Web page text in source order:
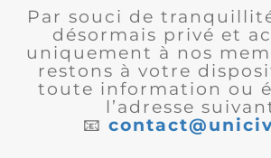
Par souci de
désormais privé et
uniquement à nos
restons à votre
toute information ou
l’adresse
📧